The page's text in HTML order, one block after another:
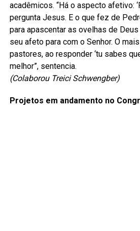
acadêmicos. “Há o aspecto afetivo:
pergunta Jesus. E o que fez de
para apascentar as ovelhas de
seu afeto para com o Senhor. O
pastores, ao responder ‘tu sabes
melhor”, sentencia.
(Colaborou Treici Schwengber)
Projetos em andamento no